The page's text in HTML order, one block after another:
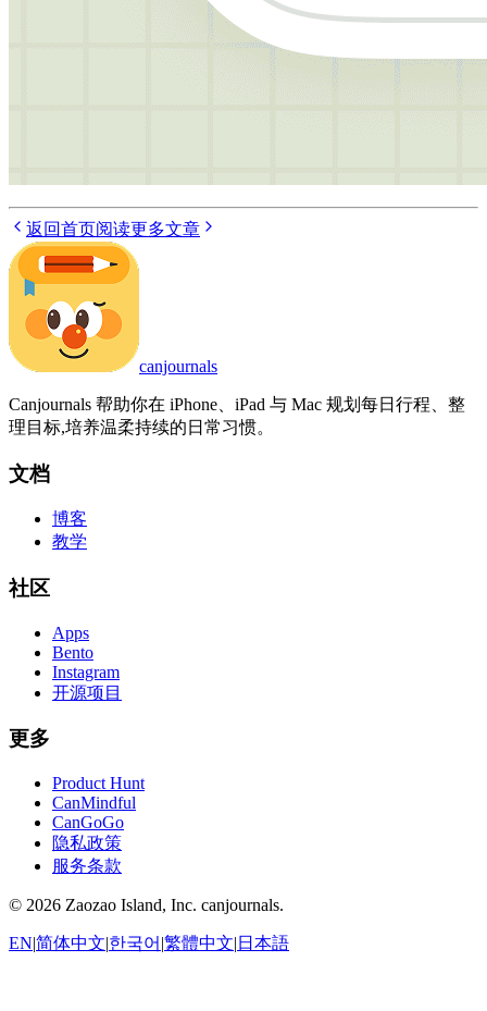
返回首页阅读更多文章
canjournals
Canjournals 帮助你在 iPhone、iPad 与 Mac 规划每日行程、整
理目标,培养温柔持续的日常习惯。
文档
博客
教学
社区
Apps
Bento
Instagram
开源项目
更多
Product Hunt
CanMindful
CanGoGo
隐私政策
服务条款
© 2026 Zaozao Island, Inc. canjournals.
EN|简体中文|한국어 |繁體中文| 日本語